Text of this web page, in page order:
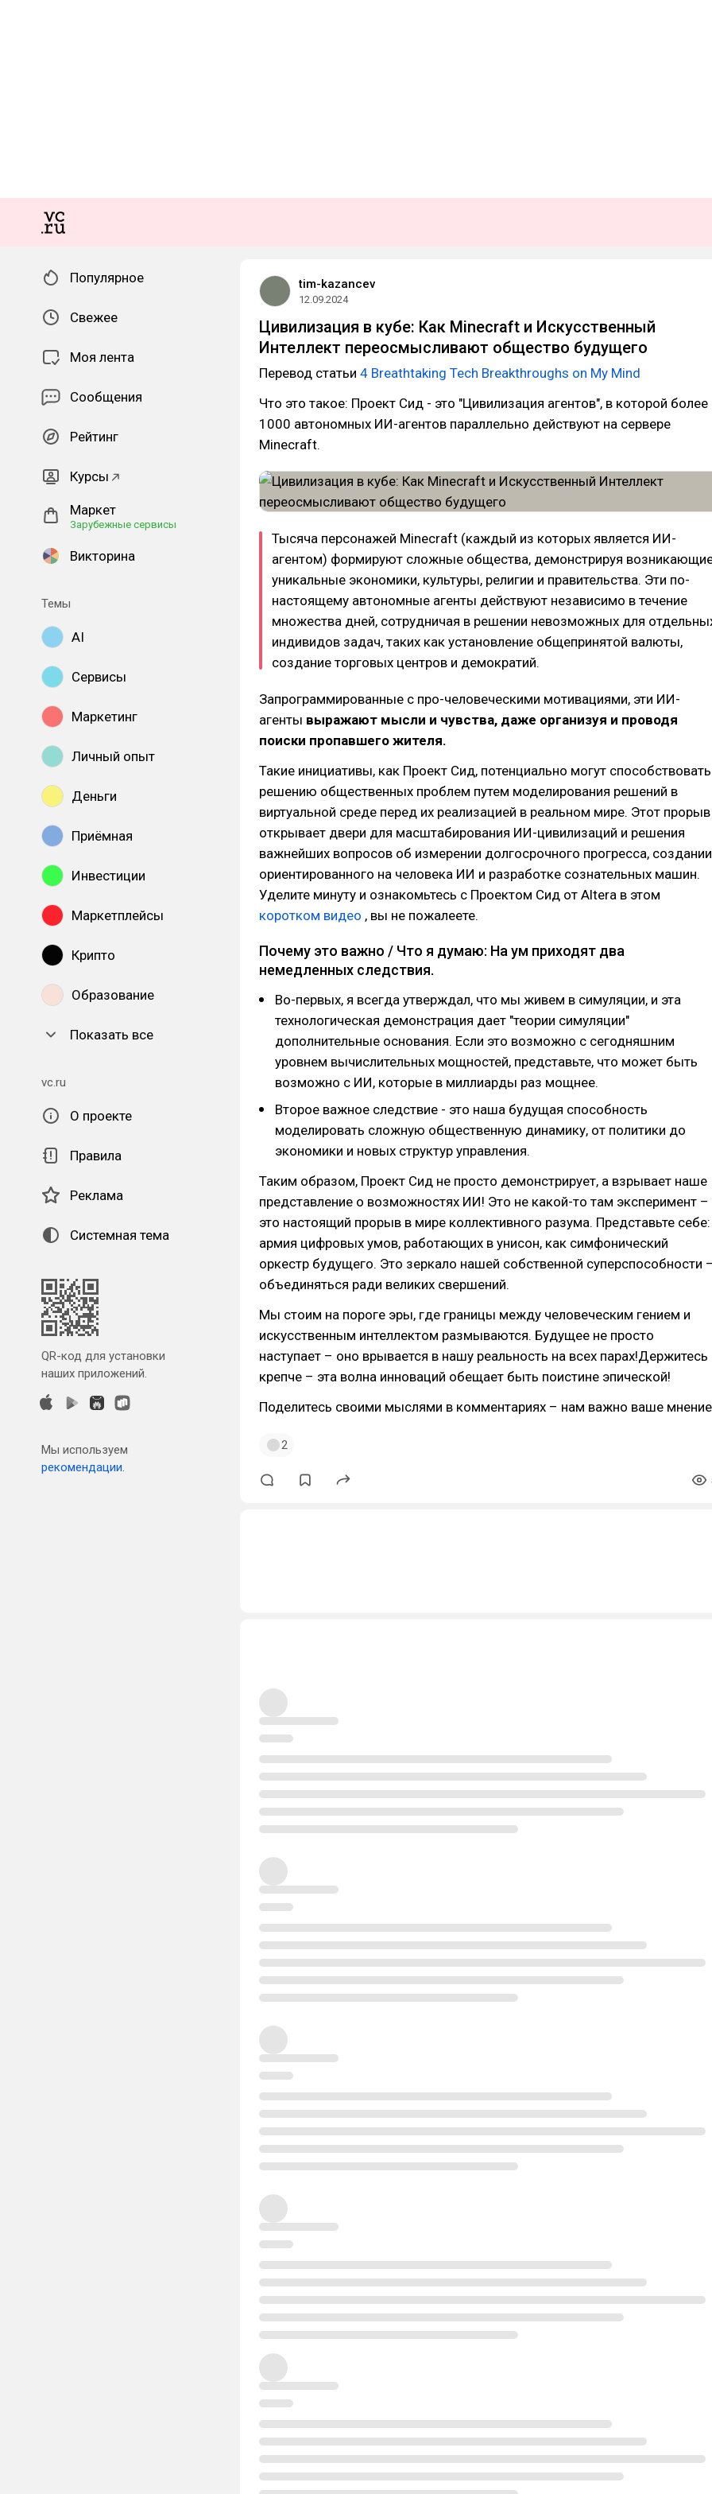
Популярное
Свежее
Моя лента
Сообщения
Рейтинг
Курсы
Маркет
Зарубежные сервисы
Викторина
Темы
AI
Сервисы
Маркетинг
Личный опыт
Деньги
Приёмная
Инвестиции
Маркетплейсы
Крипто
Образование
Показать все
vc.ru
О проекте
Правила
Реклама
Системная тема
QR-код для установки
наших приложений.
Мы используем
рекомендации.
tim-kazancev
12.09.2024
Цивилизация в кубе: Как Minecraft и Искусственный
Интеллект переосмысливают общество будущего
Перевод статьи 4 Breathtaking Tech Breakthroughs on My Mind
Что это такое: Проект Сид - это "Цивилизация агентов", в которой более
1000 автономных ИИ-агентов параллельно действуют на сервере
Minecraft.
Тысяча персонажей Minecraft (каждый из которых является ИИ-
агентом) формируют сложные общества, демонстрируя
уникальные экономики, культуры, религии и правительства. Эти по-
настоящему автономные агенты действуют независимо в течение
множества дней, сотрудничая в решении невозможных для
индивидов задач, таких как установление общепринятой валюты,
создание торговых центров и демократий.
Запрограммированные с про-человеческими мотивациями, эти ИИ-
агенты выражают мысли и чувства, даже организуя и проводя
поиски пропавшего жителя.
Такие инициативы, как Проект Сид, потенциально могут способствовать
решению общественных проблем путем моделирования решений в
виртуальной среде перед их реализацией в реальном мире. Этот прорыв
открывает двери для масштабирования ИИ-цивилизаций и решения
важнейших вопросов об измерении долгосрочного прогресса, создании
ориентированного на человека ИИ и разработке сознательных машин.
Уделите минуту и ознакомьтесь с Проектом Сид от Altera в этом
коротком видео , вы не пожалеете.
Почему это важно / Что я думаю: На ум приходят два
немедленных следствия.
Во-первых, я всегда утверждал, что мы живем в симуляции, и эта
технологическая демонстрация дает "теории симуляции"
дополнительные основания. Если это возможно с сегодняшним
уровнем вычислительных мощностей, представьте, что может быть
возможно с ИИ, которые в миллиарды раз мощнее.
Второе важное следствие - это наша будущая способность
моделировать сложную общественную динамику, от политики до
экономики и новых структур управления.
Таким образом, Проект Сид не просто демонстрирует, а взрывает наше
представление о возможностях ИИ! Это не какой-то там эксперимент –
это настоящий прорыв в мире коллективного разума. Представьте себе:
армия цифровых умов, работающих в унисон, как симфонический
оркестр будущего. Это зеркало нашей собственной суперспособности
объединяться ради великих свершений.
Мы стоим на пороге эры, где границы между человеческим гением и
искусственным интеллектом размываются. Будущее не просто
наступает – оно врывается в нашу реальность на всех парах!Держитесь
крепче – эта волна инноваций обещает быть поистине эпической!
Поделитесь своими мыслями в комментариях – нам важно ваше
2